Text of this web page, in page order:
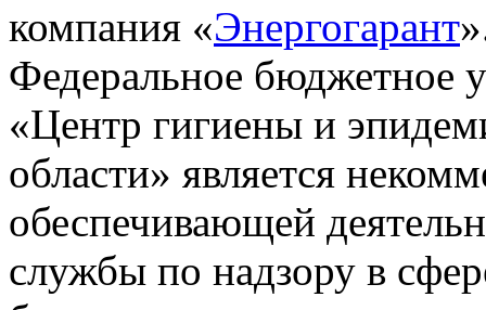
компания «Энергогарант
Федеральное бюджетное
«Центр гигиены и
области» является
обеспечивающей
службы по надзору в